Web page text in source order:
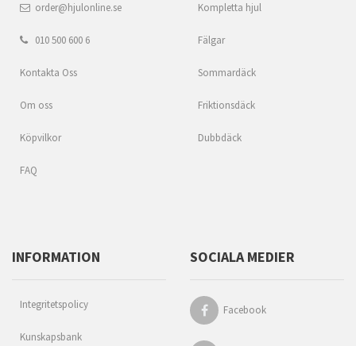
order@hjulonline.se
010 500 600 6
Kontakta Oss
Om oss
Köpvilkor
FAQ
Kompletta hjul
Fälgar
Sommardäck
Friktionsdäck
Dubbdäck
INFORMATION
Integritetspolicy
Kunskapsbank
SOCIALA MEDIER
Facebook